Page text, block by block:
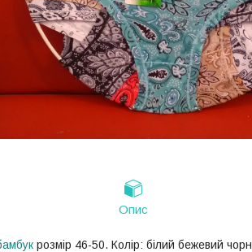
Опис
розмір 46-50. Колір: білий бежевий